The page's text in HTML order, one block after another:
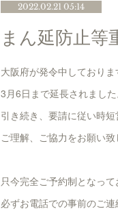
2022.02.21 05:14
まん延防止等
大阪府が発令中しており
3月6日まで延長されました
引き続き、要請に従い時
ご理解、ご協力をお願い致
只今完全ご予約制となって
必ずお電話での事前のご連